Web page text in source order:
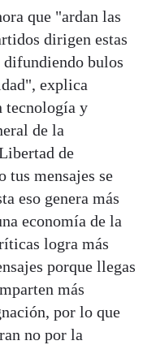
que "ardan las
dirigen estas
difundiendo bulos
explica
tecnología y
de la
de
mensajes se
eso genera más
economía de la
logra más
porque llegas
más
por lo que
no por la